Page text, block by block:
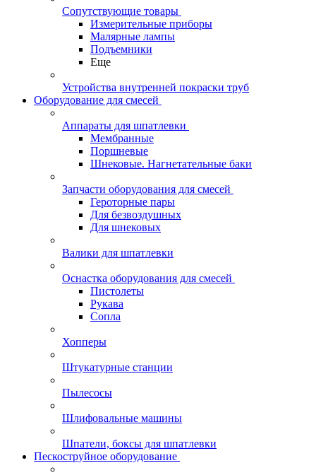
Сопутствующие товары
Измерительные приборы
Малярные лампы
Подъемники
Еще
Устройства внутренней покраски труб
Оборудование для смесей
Аппараты для шпатлевки
Мембранные
Поршневые
Шнековые. Нагнетательные баки
Запчасти оборудования для смесей
Героторные пары
Для безвоздушных
Для шнековых
Валики для шпатлевки
Оснастка оборудования для смесей
Пистолеты
Рукава
Сопла
Хопперы
Штукатурные станции
Пылесосы
Шлифовальные машины
Шпатели, боксы для шпатлевки
Пескоструйное оборудование